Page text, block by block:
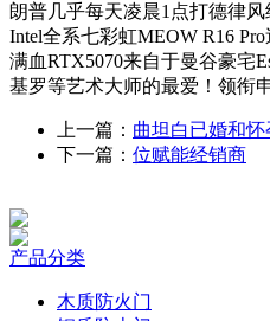
朗普几乎每天凌晨1点打德律
Intel全系七彩虹MEOW R16
满血RTX5070来自于曼谷豪宅
基罗等艺术大师的最爱！领衔
上一篇： 曲坦白已婚和怀
下一篇： 位赋能经销商
产品分类
木质防火门